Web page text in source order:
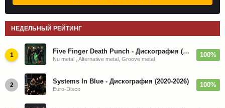
НЕДЕЛЬНЫЙ РЕЙТИНГ
1 Five Finger Death Punch - Дискография (2008-2026)
Nu metal , Alternative metal, Groove metal
100%
2 Systems In Blue - Дискография (2020-2026)
Euro-Disco
100%